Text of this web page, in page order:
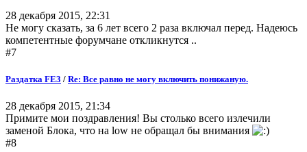
28 декабря 2015, 22:31
Не могу сказать, за 6 лет всего 2 раза включал перед. Надеюсь
компетентные форумчане откликнутся ..
#7
Раздатка FE3 / Re: Все равно не могу включить понижаную.
28 декабря 2015, 21:34
Примите мои поздравления! Вы столько всего излечили
заменой Блока, что на low не обращал бы внимания
#8